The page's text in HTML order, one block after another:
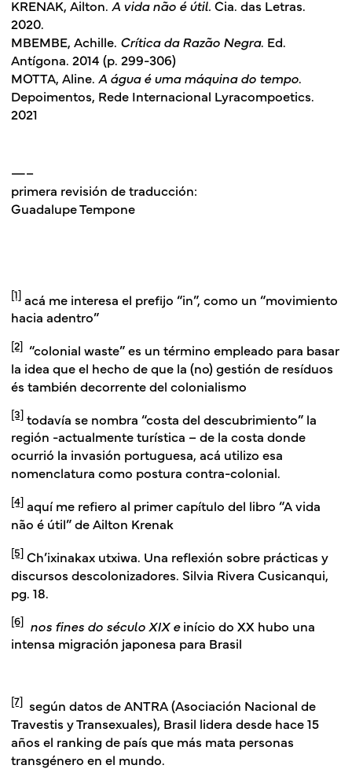
KRENAK, Ailton. A vida não é útil. Cia. das Letras.
2020.
MBEMBE, Achille. Crítica da Razão Negra. Ed.
Antígona. 2014 (p. 299-306)
MOTTA, Aline. A água é uma máquina do tempo
Depoimentos, Rede Internacional Lyracompoetics.
2021
—–
primera revisión de traducción:
Guadalupe Tempone
[1] acá me interesa el prefijo “in”, como un “movimiento
hacia adentro”
[2] “colonial waste” es un término empleado para basar
la idea que el hecho de que la (no) gestión de resíduos
és también decorrente del colonialismo
[3] todavía se nombra “costa del descubrimiento” la
región -actualmente turística – de la costa donde
ocurrió la invasión portuguesa, acá utilizo esa
nomenclatura como postura contra-colonial.
[4] aquí me refiero al primer capítulo del libro “A vida
não é útil” de Ailton Krenak
[5] Ch’ixinakax utxiwa. Una reflexión sobre prácticas y
discursos descolonizadores. Silvia Rivera Cusicanqui,
pg. 18.
[6] nos fines do século XIX einício do XX hubo una
intensa migración japonesa para Brasil
[7] según datos de ANTRA (Asociación Nacional de
Travestis y Transexuales), Brasil lidera desde hace 15
años el ranking de país que más mata personas
transgénero en el mundo.